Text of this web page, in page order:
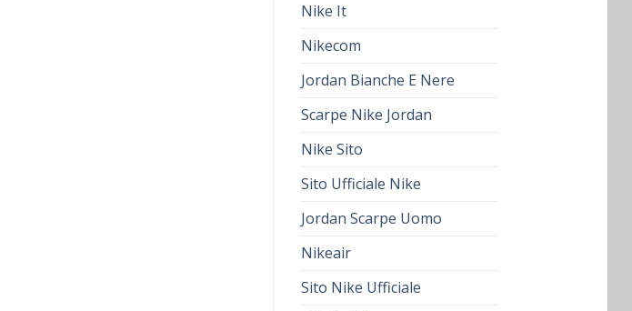
Nike It
Nikecom
Jordan Bianche E Nere
Scarpe Nike Jordan
Nike Sito
Sito Ufficiale Nike
Jordan Scarpe Uomo
Nikeair
Sito Nike Ufficiale